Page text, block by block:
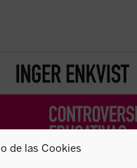
de las Cookies
experta educativa sueca Inger
la periodista Olga R. Sanmartín
en esta larga e intensa
las cuestiones más
en el terreno de la
y el diferenciado, ...